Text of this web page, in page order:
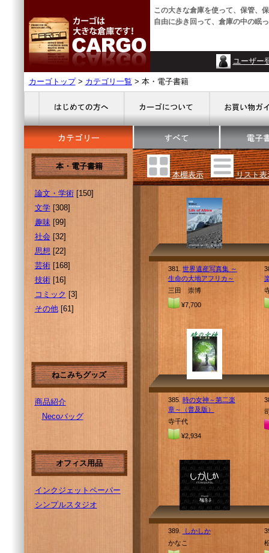
この大きな倉庫を使って、保管、
自由に歩き回って、倉庫の中の眠
ユーザー
カーゴトップ> カテゴリ一覧 > 本・電子書籍
本・電子書籍
論文・学術[150]
文学[308]
趣味[99]
社会[32]
思想 [22]
芸術[168]
技術[16]
コミック [3]
その他[61]
ねこみちグッズ
商品紹介
Necoバッグ
オフィス用品
インクジェットペーパー
シンプルスタジオ
本棚表示 リスト表
381. 世界遺産写真集 ～
生命の大地アフリカ～
三田 崇博
¥7,700
385. 時の女神～第二楽
章～（普及版）
寺千代
¥2,934
389.
しかしか
かなこ